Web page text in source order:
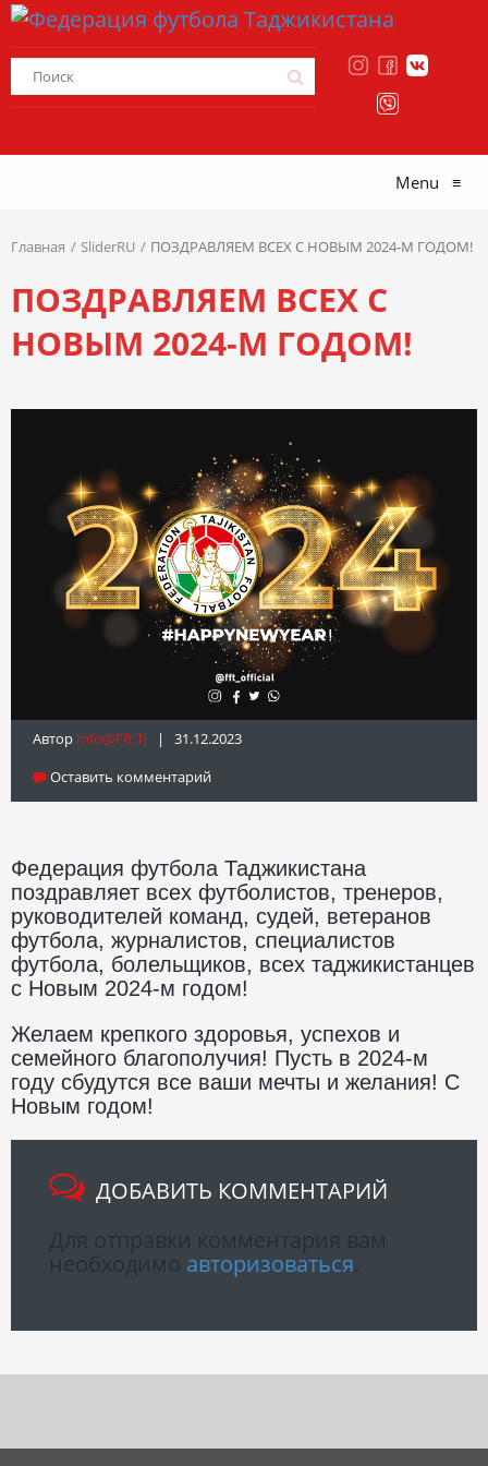
Menu ≡
Главная SliderRU ПОЗДРАВЛЯЕМ ВСЕХ С НОВЫМ 2024-М ГОДОМ!
ПОЗДРАВЛЯЕМ ВСЕХ С
НОВЫМ 2024-М ГОДОМ!
Автор Info@fft.tj | 31.12.2023
Оставить комментарий
Федерация футбола Таджикистана
поздравляет всех футболистов, тренеров,
руководителей команд, судей, ветеранов
футбола, журналистов, специалистов
футбола, болельщиков, всех таджикистанцев
с Новым 2024-м годом!
Желаем крепкого здоровья, успехов и
семейного благополучия! Пусть в 2024-м
году сбудутся все ваши мечты и желания! С
Новым годом!
ДОБАВИТЬ КОММЕНТАРИЙ
авторизоваться